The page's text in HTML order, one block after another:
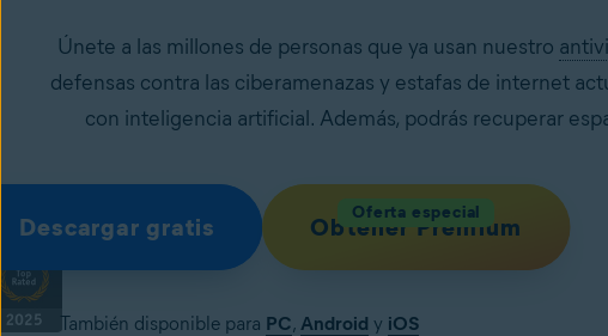
Únete a las millones de personas que ya usan nuestro
defensas contra las ciberamenazas y estafas de internet
con inteligencia artificial. Además, podrás recuperar
Descargar gratis Obtener Premium
Oferta especial
También disponible para PC,Android y iOS